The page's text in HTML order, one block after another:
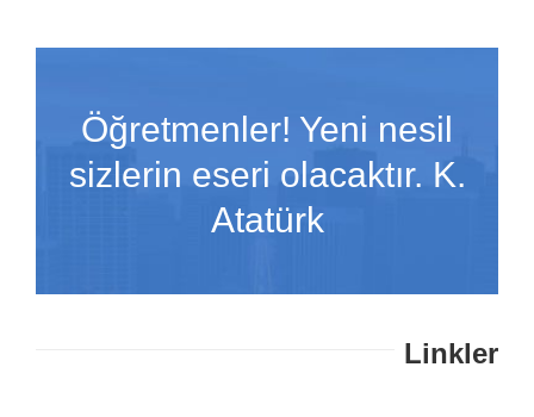
Öğretmenler! Yeni nesil
sizlerin eseri olacaktır. K.
Atatürk
Linkler